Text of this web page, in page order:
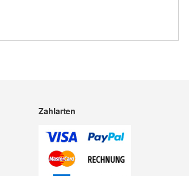
Zahlarten